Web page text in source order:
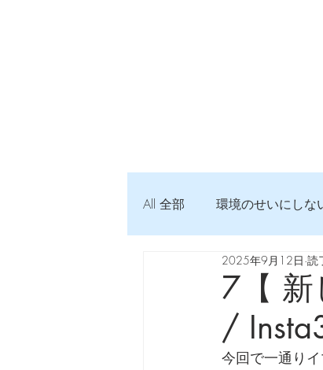
All 全部 環境のせいにしな
弦交換の記録 DTM
Imanjy Studio 使われてい
7【 新
/
2025年9月12日 読
今回で一通り